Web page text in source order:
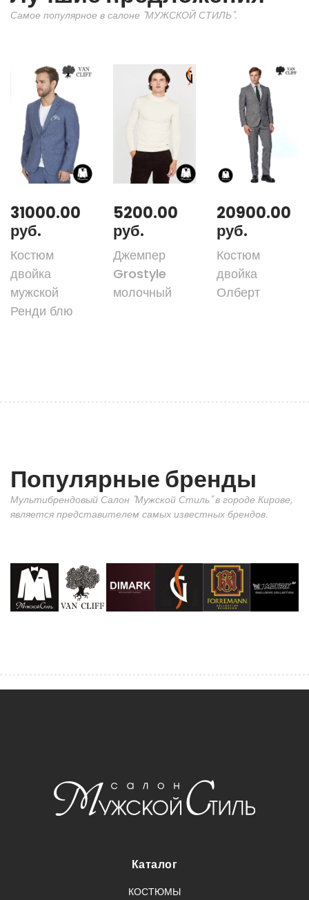
Самое популярное в салоне "МУЖСКОЙ СТИЛЬ".
31000.00
руб.
Костюм
двойка
мужской
Ренди блю
5200.00
руб.
Джемпер
Grostyle
молочный
20900.00
руб.
Костюм
двойка
Олберт
Популярные бренды
Мультибрендовый Салон "Мужской Стиль" в городе Кирове,
является представителем самых известных брендов.
Каталог
КОСТЮМЫ